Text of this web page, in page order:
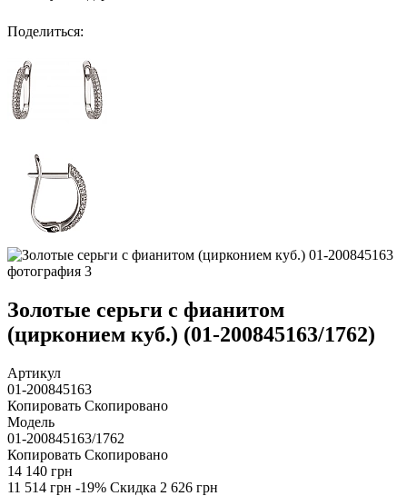
Поделиться:
Золотые серьги с фианитом
(цирконием куб.) (01-200845163/1762)
Артикул
01-200845163
Копировать Скопировано
Модель
01-200845163/1762
Копировать Скопировано
14 140 грн
11 514 грн -19% Скидка 2 626 грн